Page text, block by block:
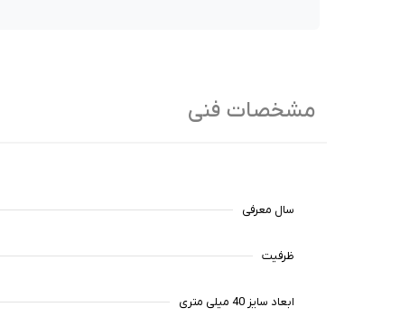
مشخصات فنی
سال معرفی
ظرفیت
ابعاد سایز 40 میلی متری